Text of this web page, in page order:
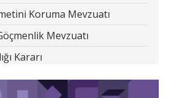
Koruma Mevzuatı
Mevzuatı
Kararı